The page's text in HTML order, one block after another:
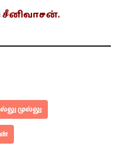
சீனிவாசன்.
முல்லு